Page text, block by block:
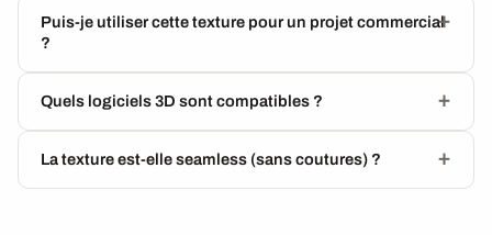
Puis-je utiliser cette texture pour un projet commercial
?
Quels logiciels 3D sont compatibles ?
La texture est-elle seamless (sans coutures) ?